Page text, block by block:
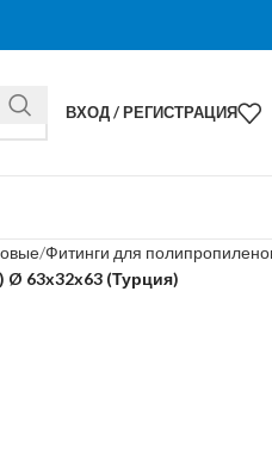
ВХОД / РЕГИСТРАЦИЯ
Фитинги для
Ø 63x32x63 (Турция)